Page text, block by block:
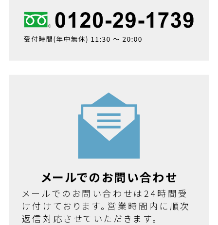
メールでのお問い合わせ
メールでのお問い合わせは24時間受
け付けております。営業時間内に順次
返信対応させていただきます。